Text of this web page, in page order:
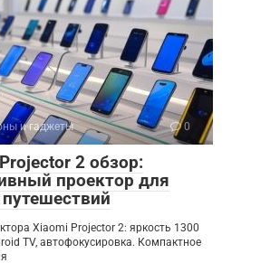
и гаджеты 0
2 обзор:
проектор для
Xiaomi Projector 2: яркость 1300
TV, автофокусировка. Компактное